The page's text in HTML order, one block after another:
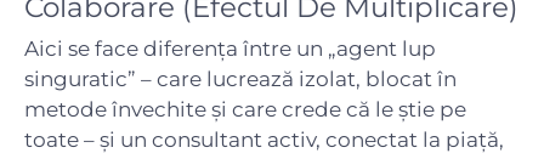
Aici se face diferența între un „agent lup
singuratic” – care lucrează izolat, blocat în
metode învechite și care crede că le știe pe
toate – și un consultant activ, conectat la piață,